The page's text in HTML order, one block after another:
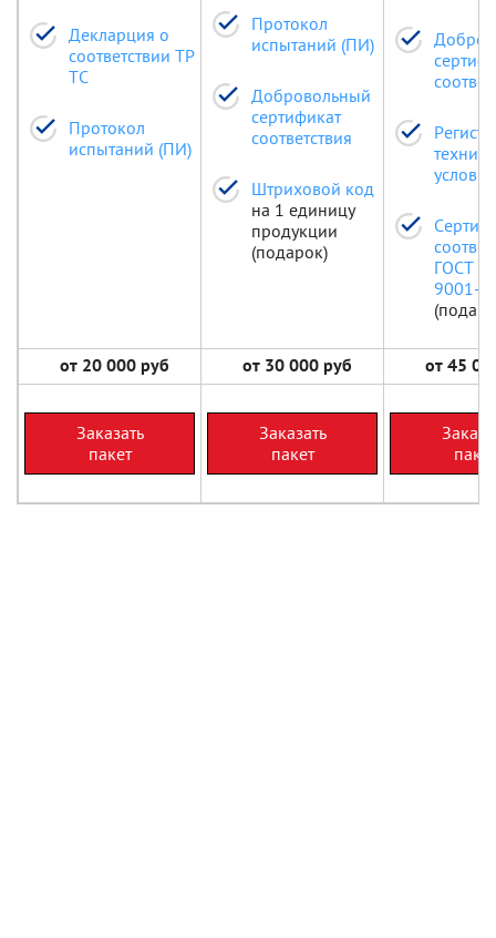
Декларция о
соответствии ТР
ТС
Протокол
испытаний (ПИ)
Протокол
испытаний (ПИ)
Добровольный
сертификат
соответствия
Штриховой код
на 1 единицу
продукции
(подарок)
ГОСТ Р
9001-
от 20 000 руб от 30 000 руб от 45
Заказать
пакет
Заказать
пакет
пакет